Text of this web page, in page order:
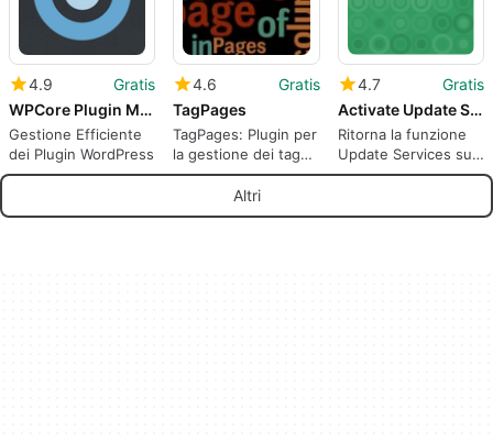
4.9
Gratis
WPCore Plugin Manager
Gestione Efficiente
dei Plugin WordPress
4.6
Gratis
TagPages
TagPages: Plugin per
la gestione dei tag
su WordPress
4.7
Gratis
Activate Update Services
Ritorna la funzione
Update Services su
WordPress
Altri